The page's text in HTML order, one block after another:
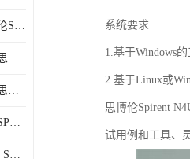
福建省Spirent测试仪思博伦SPT-2U 能够快速上手 方便用户进行测试
汕头应用层测试仪Spirent思博伦SPT-2U 提高测试效率 适用于多种行业
济南路由器测试仪Spirent思博伦SPT-2U 用户界面友好 多种测试功能
河南打流仪Spirent思博伦SPT-2U 操作简单 灵活的测试方案
淄博发包仪 Spirent思博伦 SmartBits 600B 高速数据传输
系统要求
1.基于Windows
2.基于Linux或
思博伦Spirent
试用例和工具、